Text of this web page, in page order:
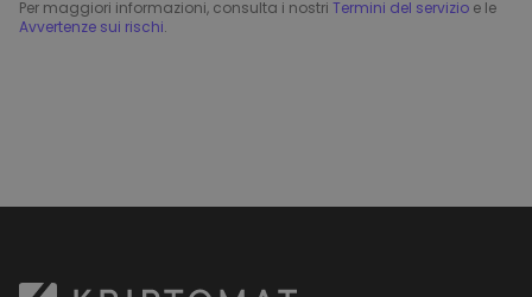
Per maggiori informazioni, consulta i nostri Termini del servizio e le
Avvertenze sui rischi.